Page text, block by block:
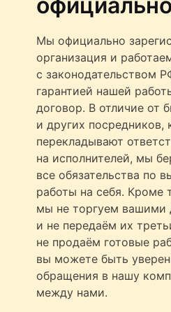
Мы официально
организация и
с законодательством
гарантией нашей
договор. В отличие от
и других посредников,
перекладывают
на исполнителей, мы
все обязательства по
работы на себя. Кроме
мы не торгуем вашими
и не передаём их
не продаём готовые
вы можете быть
обращения в нашу
между нами.